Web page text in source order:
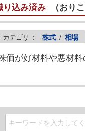
り込み済み （おり
カテゴリ ： 株式 / 相場
価が好材料や悪材料